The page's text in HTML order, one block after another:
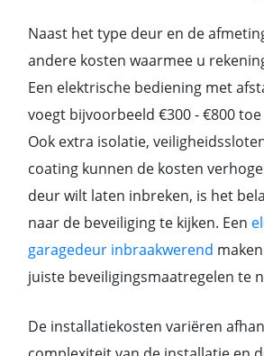
Naast het type deur en de
andere kosten waarmee u
Een elektrische bediening met
voegt bijvoorbeeld €300 - €800
Ook extra isolatie,
coating kunnen de kosten
deur wilt laten inbreken, is het
naar de beveiliging te kijken. Een
garagedeur inbraakwerend
juiste beveiligingsmaatregelen te
De installatiekosten variëren